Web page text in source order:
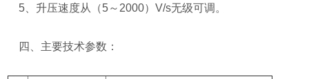
5、升压速度从（5～2000）V/s无级可调。
四、主要技术参数：